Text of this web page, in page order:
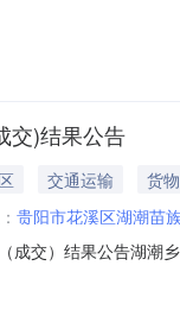
人民政府项目联系
交)结果公告
交通运输
货物
贵阳市花溪区湖潮苗
成交）结果公告湖潮
要标的信息五、评